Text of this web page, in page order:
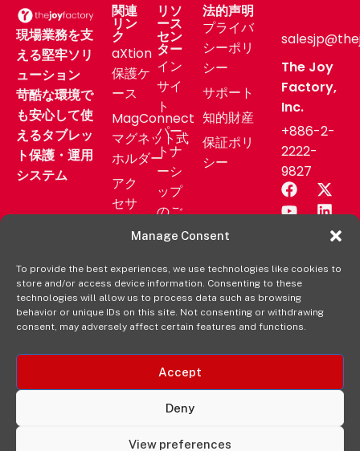
Manage Consent
To provide the best experiences, we use technologies like cookies to
store and/or access device information. Consenting to these
technologies will allow us to process data such as browsing
behavior or unique IDs on this site. Not consenting or withdrawing
consent, may adversely affect certain features and functions.
Accept
Deny
View preferences
現場業務を支
える堅牢ソリ
ューション
苛酷な環境で
も安心して使
えるタブレッ
ト保護・運用
システム
関連
リン
ク
aXtion
保護ケ
ース
MagConnect
マグネット式
ホルダー
アク
セサ
用製
品
aXtion
の各製
品を購
リソ
ース
セン
ター
イン
サイ
ト
パー
トナ
ーシ
ップ
のご
相談
ート
ニュ
ース
ース
販売
元
法的声明
プライバ
シーポリ
シー
サポート
知的財産
保証ポリ
シー
The Joy
Factory,
Inc.
+886-2-
2222-
9827